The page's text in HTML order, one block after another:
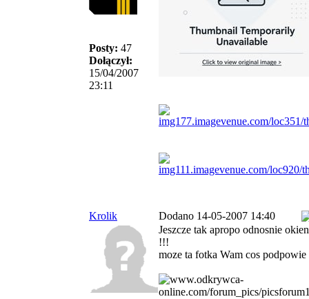
Posty: 47
Dołączył:
15/04/2007
23:11
Krolik Dodano 14-05-2007 14:40
Jeszcze tak apropo odnosnie
!!!
moze ta fotka Wam cos